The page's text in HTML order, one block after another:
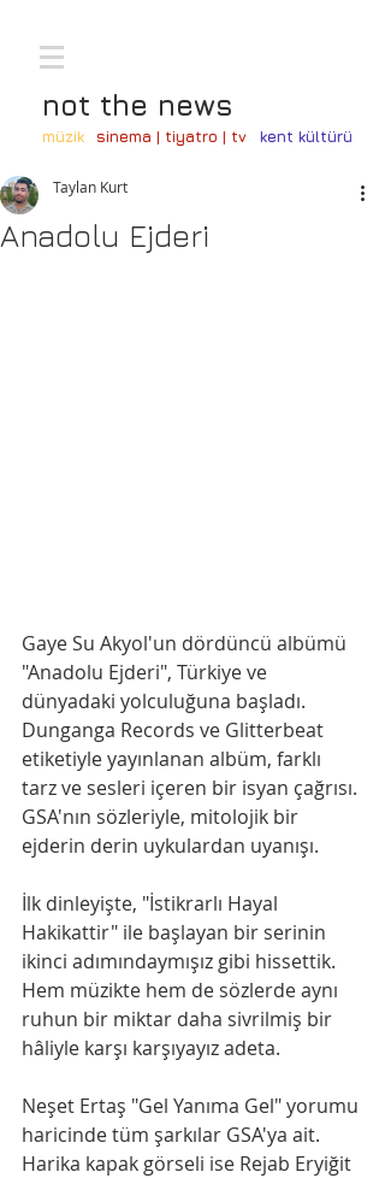
not the news
müzik sinema | tiyatro | tv kent kültürü
Anadolu Ejderi
Taylan Kurt
Gaye Su Akyol'un dördüncü albümü
"Anadolu Ejderi", Türkiye ve
dünyadaki yolculuğuna başladı.
Dunganga Records ve Glitterbeat
etiketiyle yayınlanan albüm, farklı
tarz ve sesleri içeren bir isyan çağrısı.
GSA'nın sözleriyle, mitolojik bir
ejderin derin uykulardan uyanışı.
İlk dinleyişte, "İstikrarlı Hayal
Hakikattir" ile başlayan bir serinin
ikinci adımındaymışız gibi hissettik.
Hem müzikte hem de sözlerde aynı
ruhun bir miktar daha sivrilmiş bir
hâliyle karşı karşıyayız adeta.
Neşet Ertaş "Gel Yanıma Gel" yorumu
haricinde tüm şarkılar GSA'ya ait.
Harika kapak görseli ise Rejab Eryiğit